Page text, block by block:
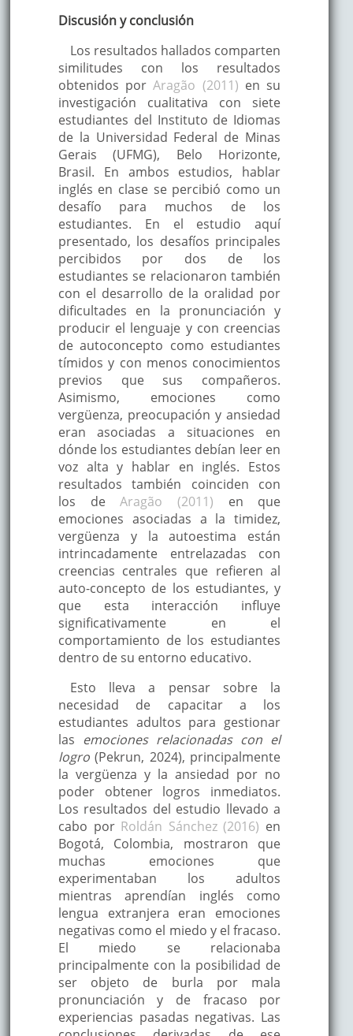
Discusión y conclusión
Los resultados hallados comparten
similitudes con los resultados
obtenidos porAragão (2011) en su
investigación cualitativa con siete
estudiantes del Instituto de Idiomas
de la Universidad Federal de Minas
Gerais (UFMG), Belo Horizonte,
Brasil. En ambos estudios, hablar
inglés en clase se percibió como un
desafío para muchos de los
estudiantes. En el estudio aquí
presentado, los desafíos principales
percibidos por dos de los
estudiantes se relacionaron también
con el desarrollo de la oralidad por
dificultades en la pronunciación y
producir el lenguaje y con creencias
de autoconcepto como estudiantes
tímidos y con menos conocimientos
previos que sus compañeros.
Asimismo, emociones como
vergüenza, preocupación y ansiedad
eran asociadas a situaciones en
dónde los estudiantes debían leer en
voz alta y hablar en inglés. Estos
resultados también coinciden con
los deAragão (2011) en que
emociones asociadas a la timidez,
vergüenza y la autoestima están
intrincadamente entrelazadas con
creencias centrales que refieren al
auto-concepto de los estudiantes, y
que esta interacción influye
significativamente en el
comportamiento de los estudiantes
dentro de su entorno educativo.
Esto lleva a pensar sobre la
necesidad de capacitar a los
estudiantes adultos para gestionar
las emociones relacionadas con el
logro(Pekrun, 2024), principalmente
la vergüenza y la ansiedad por no
poder obtener logros inmediatos.
Los resultados del estudio llevado a
cabo por Roldán Sánchez (2016) en
Bogotá, Colombia, mostraron que
muchas emociones que
experimentaban los adultos
mientras aprendían inglés como
lengua extranjera eran emociones
negativas como el miedo y el fracaso.
El miedo se relacionaba
principalmente con la posibilidad de
ser objeto de burla por mala
pronunciación y de fracaso por
experiencias pasadas negativas. Las